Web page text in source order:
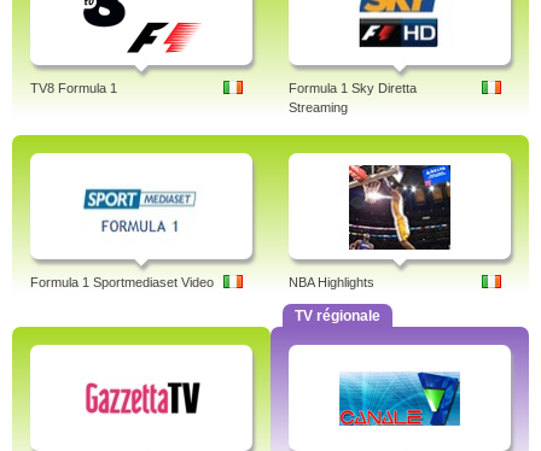
TV8 Formula 1
Formula 1 Sky Diretta
Streaming
Formula 1 Sportmediaset Video NBA Highlights
TV régionale